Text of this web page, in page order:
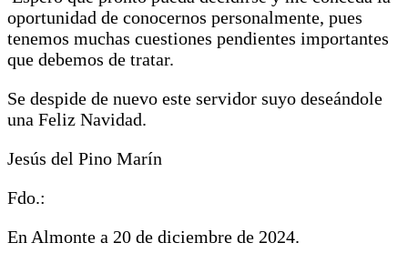
oportunidad de conocernos personalmente, pues
tenemos muchas cuestiones pendientes importantes
que debemos de tratar.
Se despide de nuevo este servidor suyo deseándole
una Feliz Navidad.
Jesús del Pino Marín
Fdo.:
En Almonte a 20 de diciembre de 2024.